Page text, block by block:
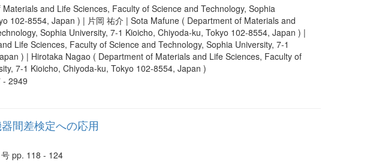
and Life Sciences, Faculty of Science and Technology, Sophia
102-8554, Japan ) | 片岡 祐介 | Sota Mafune ( Department of Materials and
Sophia University, 7-1 Kioicho, Chiyoda-ku, Tokyo 102-8554, Japan ) |
Life Sciences, Faculty of Science and Technology, Sophia University, 7-1
) | Hirotaka Nagao ( Department of Materials and Life Sciences, Faculty of
7-1 Kioicho, Chiyoda-ku, Tokyo 102-8554, Japan )
- 2949
間差検定への応用
pp. 118 - 124